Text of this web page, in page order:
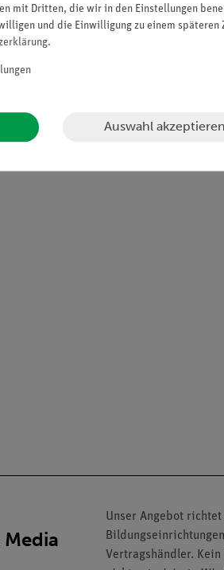
Media
Unser Angebot
Vertragshändler.
mit Dritten, die wir in den Einstellungen
und die Einwilligung zu einem späteren
.
Auswahl akzeptieren